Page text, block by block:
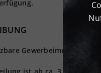
Gewerbeimmobilie